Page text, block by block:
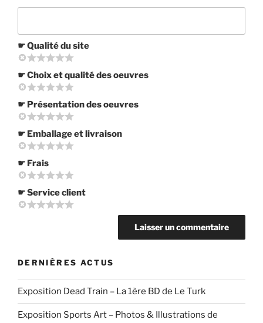
☛ Qualité du site
☛ Choix et qualité des oeuvres
☛ Présentation des oeuvres
☛ Emballage et livraison
☛ Frais
☛ Service client
DERNIÈRES ACTUS
Exposition Dead Train – La 1ère BD de Le Turk
Exposition Sports Art – Photos & Illustrations de